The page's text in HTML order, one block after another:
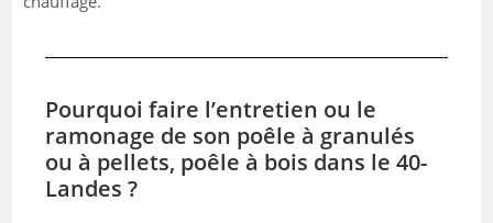
Pourquoi faire l’entretien ou le
ramonage de son poêle à granulés
ou à pellets, poêle à bois dans le 40-
Landes ?